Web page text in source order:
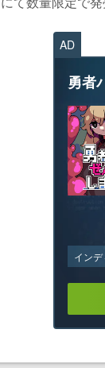
AD
勇者
インデ